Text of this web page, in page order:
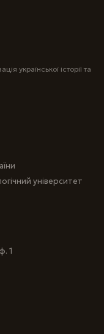
української історії та
університет
1